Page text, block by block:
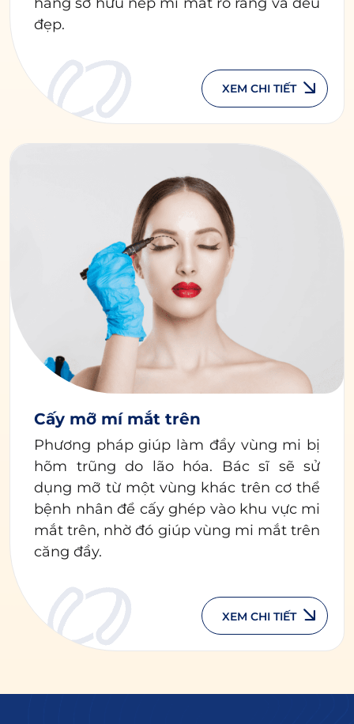
đẹp.
XEM CHI TIẾT
Cấy mỡ mí mắt trên
Phương pháp giúp làm đầy vùng mi bị
hõm trũng do lão hóa. Bác sĩ sẽ sử
dụng mỡ từ một vùng khác trên cơ thể
bệnh nhân để cấy ghép vào khu vực mi
mắt trên, nhờ đó giúp vùng mi mắt trên
căng đầy.
XEM CHI TIẾT